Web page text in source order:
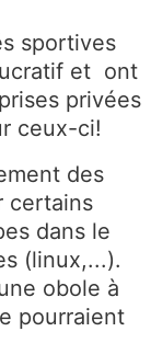
sportives
et ont
privées
ceux-ci!
des
certains
dans le
(linux,...).
obole à
pourraient